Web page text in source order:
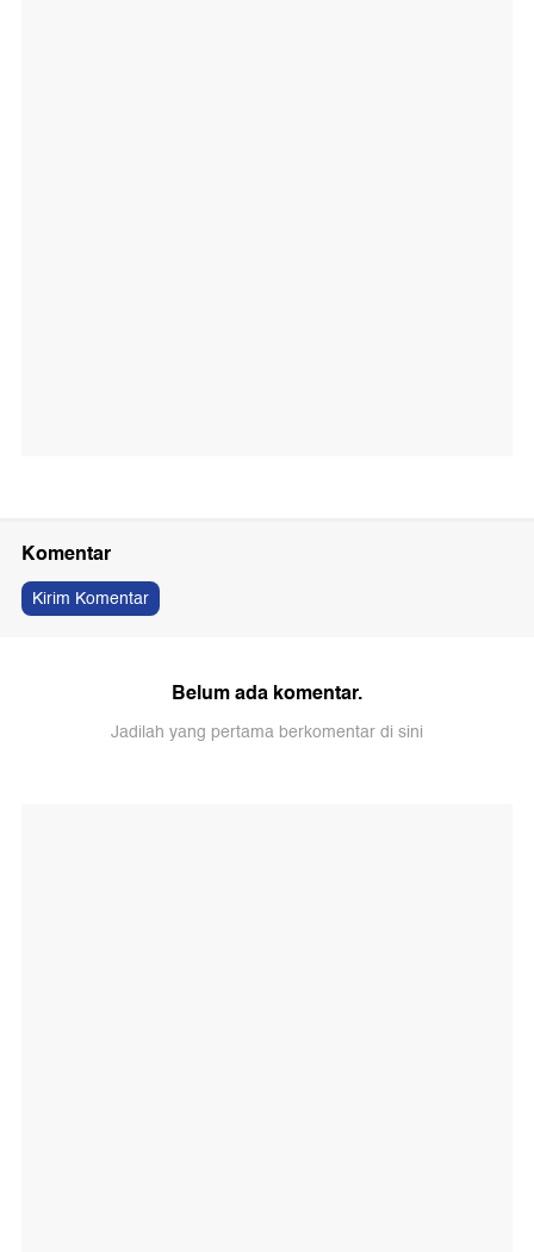
Komentar
Kirim Komentar
Belum ada komentar.
Jadilah yang pertama berkomentar di sini